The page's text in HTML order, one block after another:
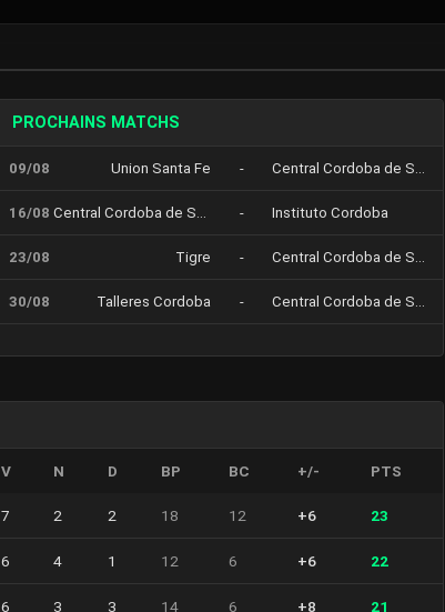
PROCHAINS MATCHS
09/08 Union Santa Fe - Central Cordoba de Santiago
16/08 Central Cordoba de Santiago - Instituto Cordoba
23/08 Tigre - Central Cordoba de Santiago
30/08 Talleres Cordoba - Central Cordoba de Santiago
V N D BP BC +/- PTS
7 2 2 18 12 +6 23
6 4 1 12 6 +6 22
6 3 3 14 6 +8 21